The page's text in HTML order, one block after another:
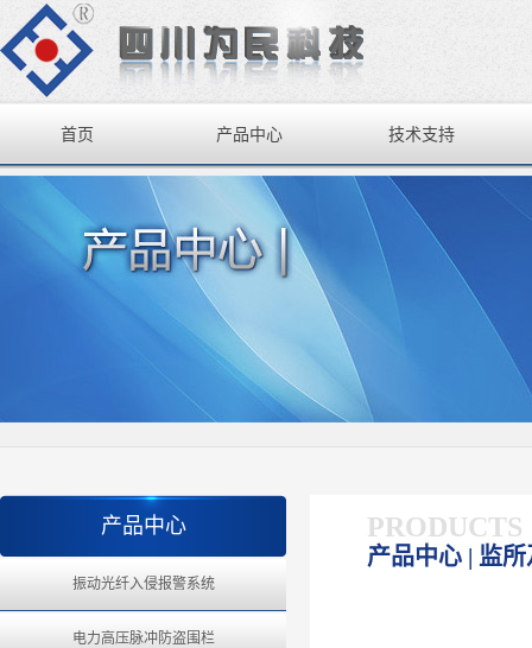
首页 产品中心 技术支持
产品中心
振动光纤入侵报警系统
电力高压脉冲防盗围栏
PRODUCTS
产品中心 | 监